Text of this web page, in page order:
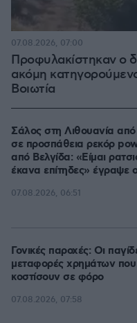
Προφυλακίστηκαν ο
ακόμη
Βοιωτία
07.08.2026, 07:00
Σάλος στη Λιθουανία
σε προσπάθεια ρεκόρ
από Βελγίδα: «Είμαι
έκανα επίτηδες» έγραψε
07.08.2026, 06:51
Γονικές παροχές: Οι
μεταφορές χρημάτων που
κοστίσουν σε φόρο
07.08.2026, 07:58